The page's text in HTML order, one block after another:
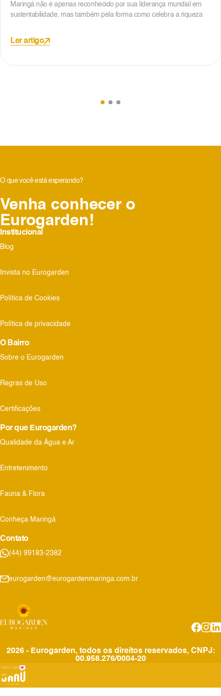
Maringá não é apenas reconhecido por sua liderança mundial em
sustentabilidade, mas também pela forma como celebra a riqueza
convivência não é apenas uma parte da vida cotidiana; é a essência
que define o espírito da comunidade, tornando-o o bairro mais
Ler artigo
O que você está esperando?
Venha conhecer o
Eurogarden!
Institucional
Blog
Invista no Eurogarden
Política de Cookies
Política de privacidade
O Bairro
Sobre o Eurogarden
Regras de Uso
Certificações
Por que Eurogarden?
Qualidade da Água e Ar
Entretenimento
Fauna & Flora
Conheça Maringá
Contato
(44) 99183-2382
eurogarden@eurogardenmaringa.com.br
2026 - Eurogarden, todos os direitos reservados, CNPJ:
00.958.276/0004-20